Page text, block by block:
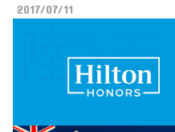
2017/07/11